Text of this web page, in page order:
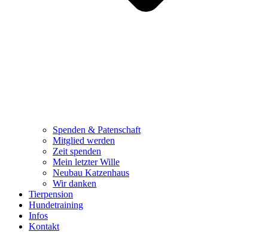
Spenden & Patenschaft
Mitglied werden
Zeit spenden
Mein letzter Wille
Neubau Katzenhaus
Wir danken
Tierpension
Hundetraining
Infos
Kontakt